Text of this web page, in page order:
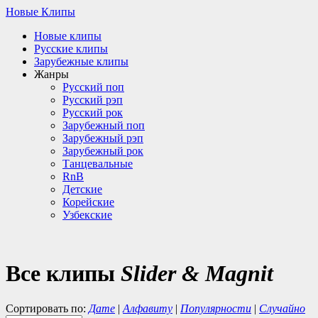
Новые Клипы
Новые клипы
Русские клипы
Зарубежные клипы
Жанры
Русский поп
Русский рэп
Русский рок
Зарубежный поп
Зарубежный рэп
Зарубежный рок
Танцевальные
RnB
Детские
Корейские
Узбекские
Все клипы Slider & Magnit
Сортировать по: Дате | Алфавиту | Популярности | Случайно